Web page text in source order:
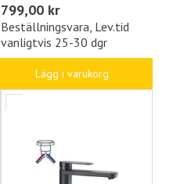
799,00 kr
Beställningsvara, Lev.tid
vanligtvis 25-30 dgr
Lägg i varukorg